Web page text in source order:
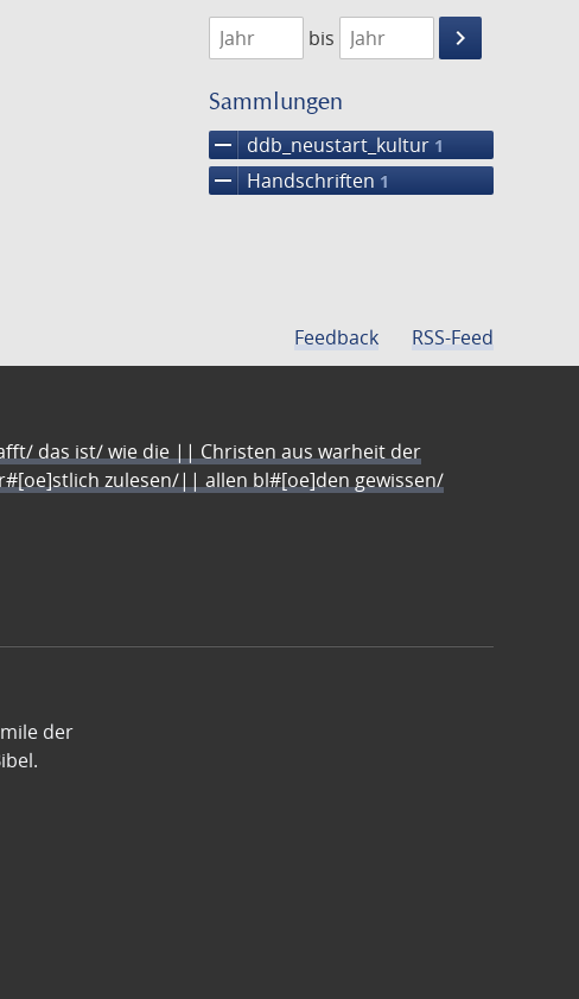
1474
1475
bis
keyboard_arrow_right
Suche
Sammlungen
remove ddb_neustart_kultur 1
remove Handschriften 1
Feedback RSS-Feed
das ist/ wie die || Christen aus warheit der
zulesen/|| allen bl#[oe]den gewissen/
der